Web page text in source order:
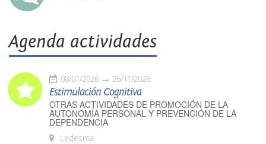
Agenda actividades
08/01/2026 26/11/2026
Estimulación Cognitiva
OTRAS ACTIVIDADES DE PROMOCIÓN DE LA
AUTONOMÍA PERSONAL Y PREVENCIÓN DE LA
DEPENDENCIA
Ledesma